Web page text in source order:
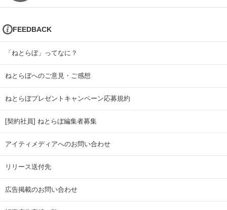
FEEDBACK
「ねとらぼ」ってなに？
ねとらぼへのご意見・ご感想
ねとらぼプレゼントキャンペーン応募規約
[契約社員] ねとらぼ編集者募集
アイティメディアへのお問い合わせ
リリース送付先
広告掲載のお問い合わせ